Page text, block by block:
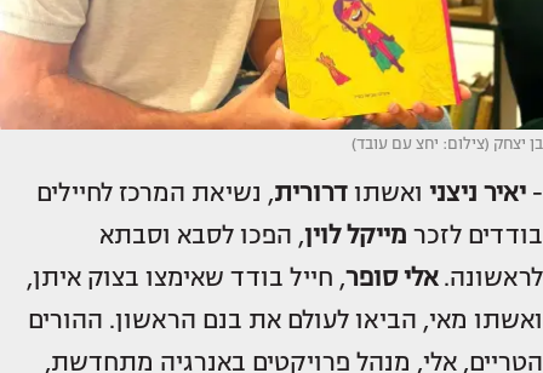
בן יצחק (צילום: יחצ עם עובד)
- יאיר ניצני ואשתו דרורית, נשיאת המרכז לחיילים
בודדים לזכר מייקל לוין, הפכו לסבא וסבתא
לראשונה.אלי סופר, חייל בודד שאימצו בצוק איתן,
ואשתו מאי, הביאו לעולם את בנם הראשון. ההורים
הטריים, אלי, מנהל פרויקטים באנרגיה מתחדשת,